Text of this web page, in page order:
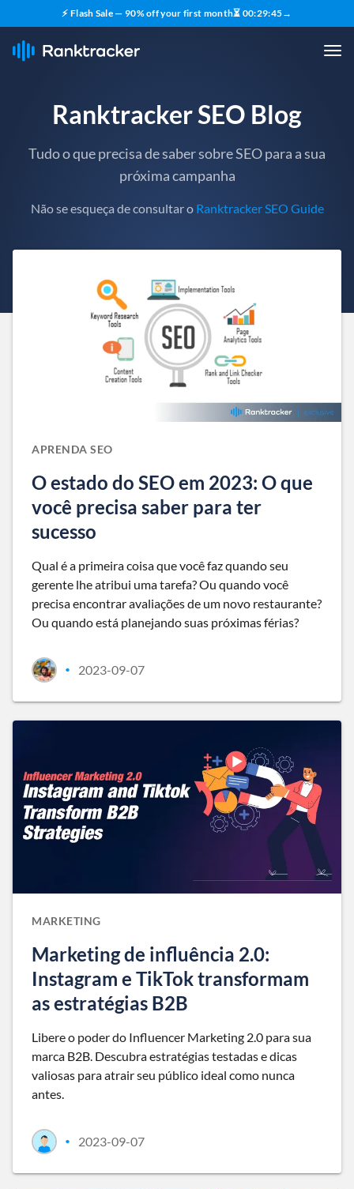
⚡ Flash Sale — 90% off your first month⏳ 00:29:43→
Ranktracker SEO Blog
Tudo o que precisa de saber sobre SEO para a sua
próxima campanha
Não se esqueça de consultar o Ranktracker SEO Guide
APRENDA SEO
O estado do SEO em 2023: O que
você precisa saber para ter
sucesso
Qual é a primeira coisa que você faz quando seu
gerente lhe atribui uma tarefa? Ou quando você
precisa encontrar avaliações de um novo restaurante?
Ou quando está planejando suas próximas férias?
• 2023-09-07
MARKETING
Marketing de influência 2.0:
Instagram e TikTok transformam
as estratégias B2B
Libere o poder do Influencer Marketing 2.0 para sua
marca B2B. Descubra estratégias testadas e dicas
valiosas para atrair seu público ideal como nunca
antes.
• 2023-09-07